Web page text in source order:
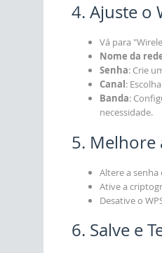
4. Ajuste o
Vá para
Nome da
Senha: Crie
Canal:
Banda:
necessidade.
5. Melhore
Altere a
Ative a
Desative o
6. Salve e